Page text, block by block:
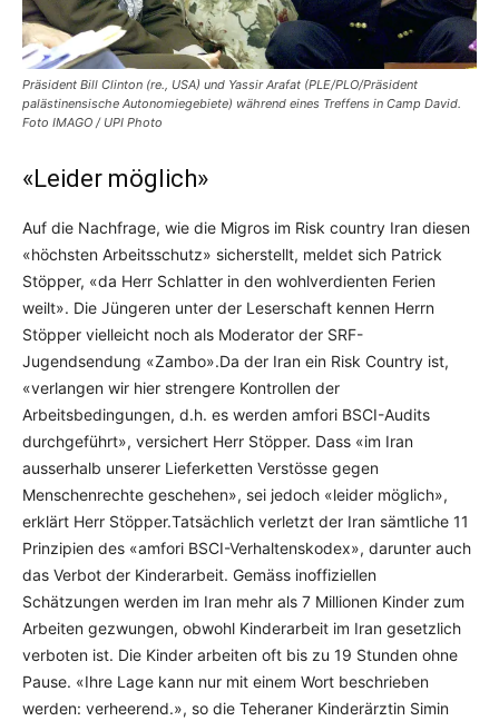
Präsident Bill Clinton (re., USA) und Yassir Arafat (PLE/PLO/Präsident
palästinensische Autonomiegebiete) während eines Treffens in Camp David.
Foto IMAGO / UPI Photo
«Leider möglich»
Auf die Nachfrage, wie die Migros im Risk country Iran diesen
«höchsten Arbeitsschutz» sicherstellt, meldet sich Patrick
Stöpper, «da Herr Schlatter in den wohlverdienten Ferien
weilt». Die Jüngeren unter der Leserschaft kennen Herrn
Stöpper vielleicht noch als Moderator der SRF-
Jugendsendung «Zambo».Da der Iran ein Risk Country ist,
«verlangen wir hier strengere Kontrollen der
Arbeitsbedingungen, d.h. es werden amfori BSCI-Audits
durchgeführt», versichert Herr Stöpper. Dass «im Iran
ausserhalb unserer Lieferketten Verstösse gegen
Menschenrechte geschehen», sei jedoch «leider möglich»,
erklärt Herr Stöpper.Tatsächlich verletzt der Iran sämtliche 11
Prinzipien des «amfori BSCI-Verhaltenskodex», darunter auch
das Verbot der Kinderarbeit. Gemäss inoffiziellen
Schätzungen werden im Iran mehr als 7 Millionen Kinder zum
Arbeiten gezwungen, obwohl Kinderarbeit im Iran gesetzlich
verboten ist. Die Kinder arbeiten oft bis zu 19 Stunden ohne
Pause. «Ihre Lage kann nur mit einem Wort beschrieben
werden: verheerend.», so die Teheraner Kinderärztin Simin